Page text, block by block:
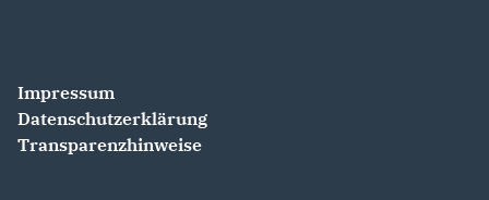
Impressum
Datenschutzerklärung
Transparenzhinweise